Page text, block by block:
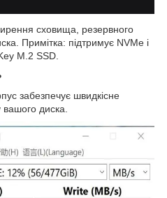
сховища, резервного
Примітка: підтримує NVMe і
M.2 SSD.
забезпечує швидкісне
диска.